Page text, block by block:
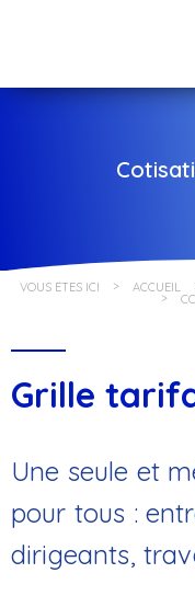
VOUS ÊTES ICI ACCUEIL
Grille
Une seule et
pour tous :
dirigeants,